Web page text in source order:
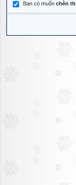
Bạn có muốn chèn